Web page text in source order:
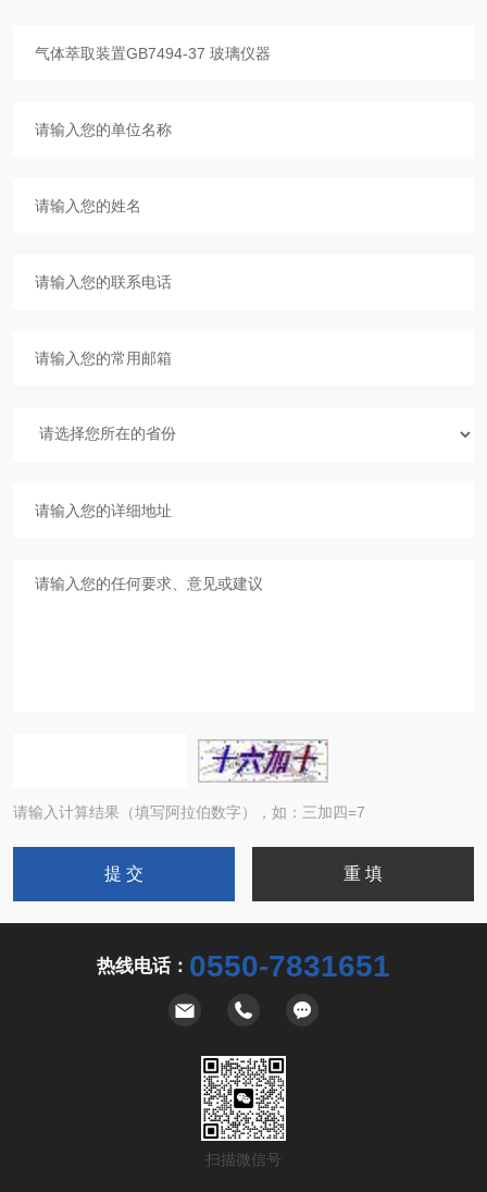
请输入计算结果（填写阿拉伯数字），如：三加四=7
热线电话： 0550-7831651
扫描微信号